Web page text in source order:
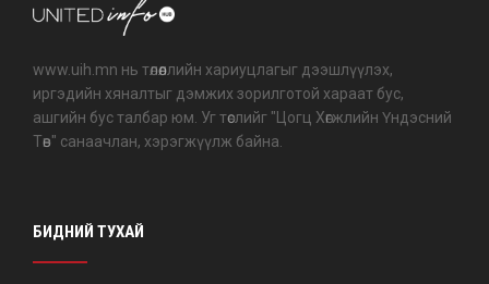
www.uih.mn нь төлөөллийн хариуцлагыг дээшлүүлэх,
иргэдийн хяналтыг дэмжих зорилготой хараат бус,
ашгийн бус талбар юм. Уг төслийг "Цогц Хөгжлийн Үндэсний
Төв" санаачлан, хэрэгжүүлж байна.
БИДНИЙ ТУХАЙ